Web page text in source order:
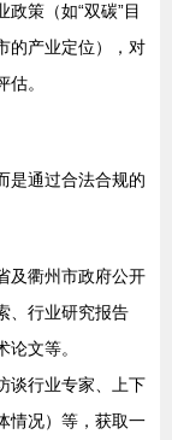
策（如“双碳”目
的产业定位），对
。
是通过合法合规的
及衢州市政府公开
、行业研究报告
论文等。
谈行业专家、上下
情况）等，获取一